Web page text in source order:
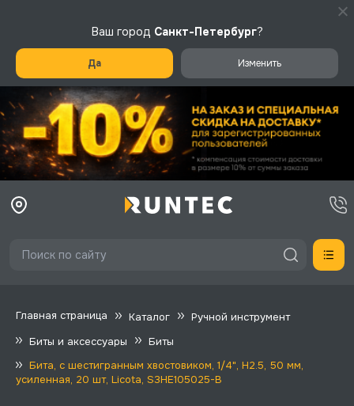
Ваш город Санкт-Петербург?
Да Изменить
Главная страница Каталог
Ручной инструмент
Биты и аксессуары
Биты
Бита, с шестигранным хвостовиком, 1/4", H2.5, 50 мм,
усиленная, 20 шт, Licota, S3HE105025-B